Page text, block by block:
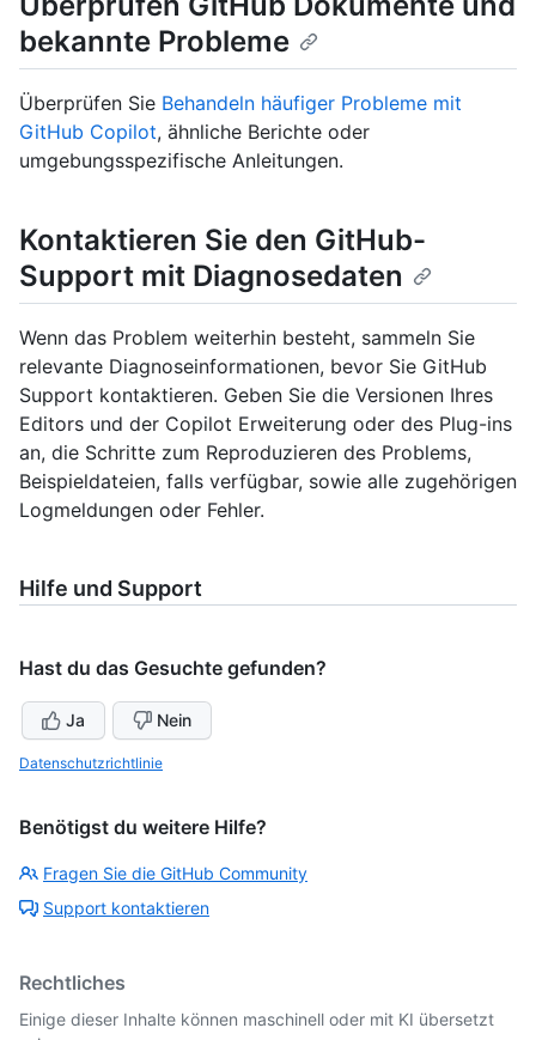
bekannte Probleme
Überprüfen Sie Behandeln häufiger Probleme mit
GitHub Copilot, ähnliche Berichte oder
umgebungsspezifische Anleitungen.
Kontaktieren Sie den GitHub-
Support mit Diagnosedaten
Wenn das Problem weiterhin besteht, sammeln Sie
relevante Diagnoseinformationen, bevor Sie GitHub
Support kontaktieren. Geben Sie die Versionen Ihres
Editors und der Copilot Erweiterung oder des Plug-ins
an, die Schritte zum Reproduzieren des Problems,
Beispieldateien, falls verfügbar, sowie alle zugehörigen
Logmeldungen oder Fehler.
Hilfe und Support
Hast du das Gesuchte gefunden?
Ja Nein
Datenschutzrichtlinie
Benötigst du weitere Hilfe?
Fragen Sie die GitHub Community
Support kontaktieren
Rechtliches
Einige dieser Inhalte können maschinell oder mit KI übersetzt